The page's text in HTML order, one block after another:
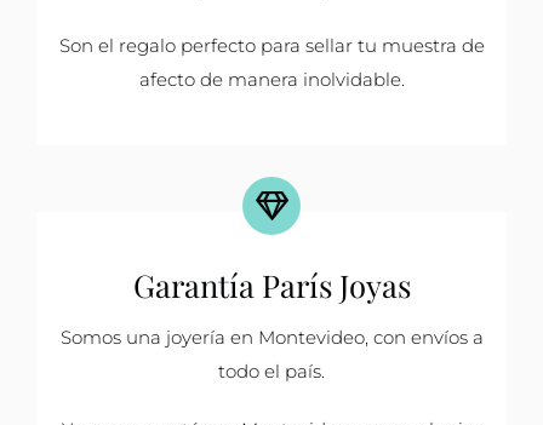
Son el regalo perfecto para sellar tu muestra de
afecto de manera inolvidable.
Garantía París Joyas
Somos una joyería en Montevideo, con envíos a
todo el país.